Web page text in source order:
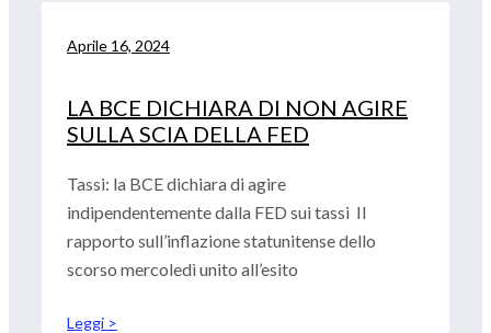
Aprile 16, 2024
LA BCE DICHIARA DI NON AGIRE
SULLA SCIA DELLA FED
Tassi: la BCE dichiara di agire
indipendentemente dalla FED sui tassi Il
rapporto sull’inflazione statunitense dello
scorso mercoledì unito all’esito
Leggi >